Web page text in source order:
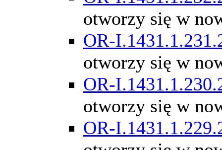
otworzy się w
OR-
otworzy się w
OR-
otworzy się w
OR-